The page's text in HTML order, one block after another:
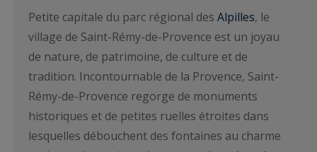
Petite capitale du parc régional des Alpilles, le
village de Saint-Rémy-de-Provence est un joyau
de nature, de patrimoine, de culture et de
tradition. Incontournable de la Provence, Saint-
Rémy-de-Provence regorge de monuments
historiques et de petites ruelles étroites dans
lesquelles débouchent des fontaines au charme